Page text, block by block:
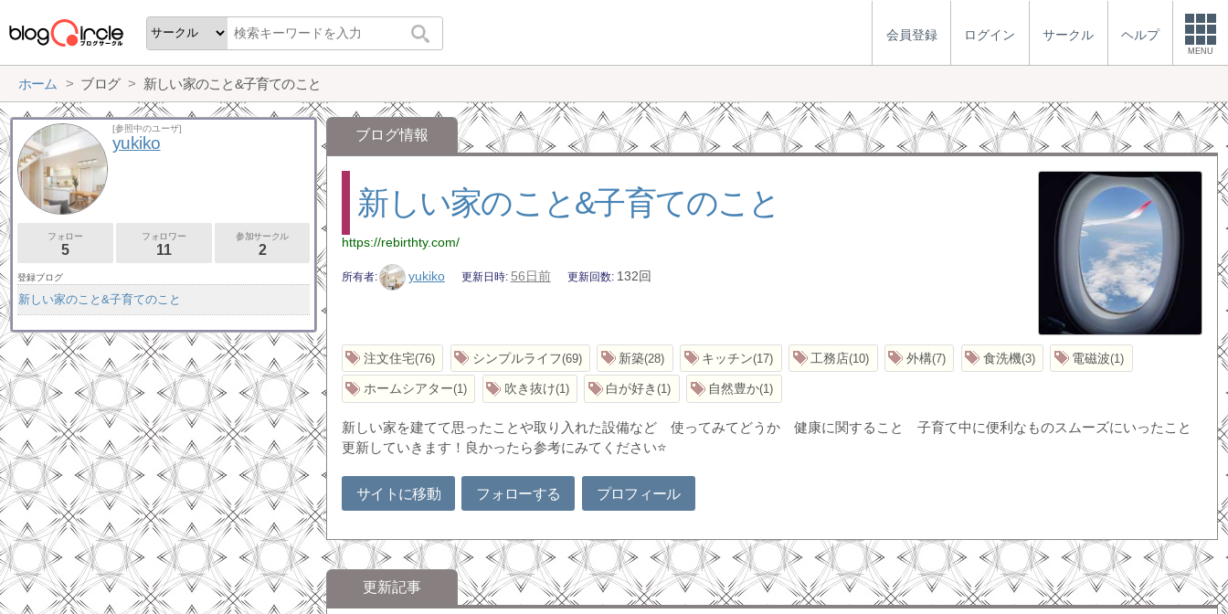
会員登録 ログイン サークル ヘルプ
MENU
ホーム ブログ 新しい家のこと&子育てのこと
ブログ情報
新しい家のこと&子育てのこと
https://rebirthty.com/
所有者 yukiko 更新日時 56日前 更新回数 132回
注文住宅 76 シンプルライフ 69 新築 28 キッチン 17 工務店 10 外構 7 食洗機 3 電磁波 1
ホームシアター 1 吹き抜け 1 白が好き 1 自然豊か 1
新しい家を建てて思ったことや取り入れた設備など 使ってみてどうか 健康に関すること 子育て中に便利なものスムーズにいったこと
更新していきます！良かったら参考にみてください⭐
サイトに移動 フォローする プロフィール
更新記事
[参照中のユーザ]
yukiko
フォロー
5
フォロワー
11
参加サークル
2
登録ブログ
新しい家のこと&子育てのこと